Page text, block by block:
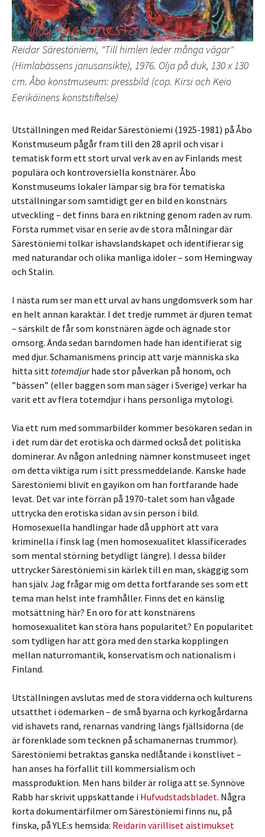
Reidar Särestöniemi, "Till himlen leder många vägar"
(Himlabässens janusansikte), 1976. Olja på duk, 130 x 130
cm. Åbo konstmuseum: pressbild (cop. Kirsi och Keio
Eerikäinens konststiftelse)
Utställningen med Reidar Särestöniemi (1925-1981) på Åbo
Konstmuseum pågår fram till den 28 april och visar i
tematisk form ett stort urval verk av en av Finlands mest
populära och kontroversiella konstnärer. Åbo
Konstmuseums lokaler lämpar sig bra för tematiska
utställningar som samtidigt ger en bild en konstnärs
utveckling – det finns bara en riktning genom raden av rum.
Första rummet visar en serie av de stora målningar där
Särestöniemi tolkar ishavslandskapet och identifierar sig
med naturandar och olika manliga idoler – som Hemingway
och Stalin.
I nästa rum ser man ett urval av hans ungdomsverk som har
en helt annan karaktär. I det tredje rummet är djuren temat
– särskilt de får som konstnären ägde och ägnade stor
omsorg. Ända sedan barndomen hade han identifierat sig
med djur. Schamanismens princip att varje människa ska
hitta sitt totemdjurhade stor påverkan på honom, och
”bässen” (eller baggen som man säger i Sverige) verkar ha
varit ett av flera totemdjur i hans personliga mytologi.
Via ett rum med sommarbilder kommer besökaren sedan in
i det rum där det erotiska och därmed också det politiska
dominerar. Av någon anledning nämner konstmuseet inget
om detta viktiga rum i sitt pressmeddelande. Kanske hade
Särestöniemi blivit en gayikon om han fortfarande hade
levat. Det var inte förrän på 1970-talet som han vågade
uttrycka den erotiska sidan av sin person i bild.
Homosexuella handlingar hade då upphört att vara
kriminella i finsk lag (men homosexualitet klassificerades
som mental störning betydligt längre). I dessa bilder
uttrycker Särestöniemi sin kärlek till en man, skäggig som
han själv. Jag frågar mig om detta fortfarande ses som ett
tema man helst inte framhåller. Finns det en känslig
motsättning här? En oro för att konstnärens
homosexualitet kan störa hans popularitet? En popularitet
som tydligen har att göra med den starka kopplingen
mellan naturromantik, konservatism och nationalism i
Finland.
Utställningen avslutas med de stora vidderna och kulturens
utsatthet i ödemarken – de små byarna och kyrkogårdarna
vid ishavets rand, renarnas vandring längs fjällsidorna (de
är förenklade som tecknen på schamanernas trummor).
Särestöniemi betraktas ganska nedlåtande i konstlivet –
han anses ha förfallit till kommersialism och
massproduktion. Men hans bilder är roliga att se. Synnöve
Rabb har skrivit uppskattande i Hufvudstadsbladet. Några
korta dokumentärfilmer om Särestöniemi finns nu, på
finska, på YLE:s hemsida: Reidarin värilliset aistimukset